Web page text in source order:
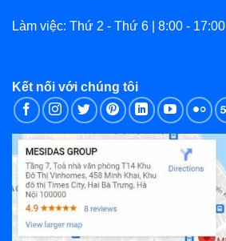
Làm việc: Thứ 2 - Thứ 6 | 8:00 - 17:00
Kết nối với chúng tôi